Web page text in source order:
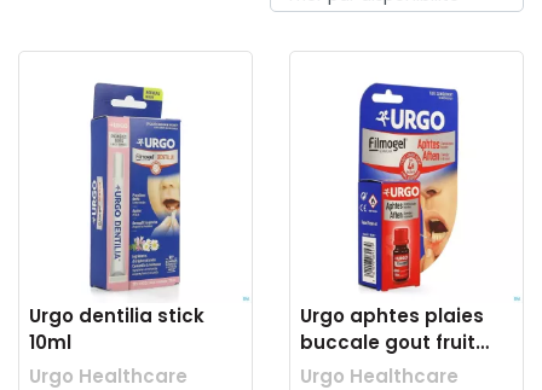
Urgo dentilia stick
10ml
Urgo Healthcare
Urgo aphtes plaies
buccale gout fruit
filmogel 6ml
Urgo Healthcare